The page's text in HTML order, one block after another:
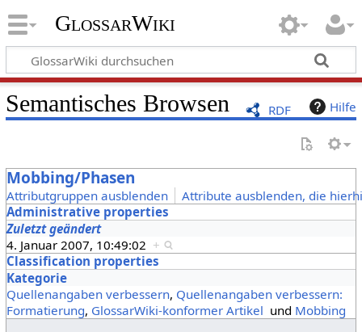
GlossarWiki
RDF Hilfe
Semantisches Browsen
Mobbing/Phasen
Attributgruppen ausblenden
Attribute ausblenden, die
Administrative properties
Zuletzt geändert
4. Januar 2007, 10:49:02 +
Classification properties
Kategorie
Quellenangaben verbessern, Quellenangaben verbessern:
Formatierung, GlossarWiki-konformer Artikel und Mobbing